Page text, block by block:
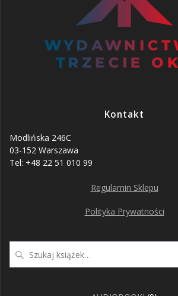
Kontakt
Modlińska 246C
03-152 Warszawa
Tel: +48 22 51 010 99
Regulamin Sklepu
Polityka Prywatności